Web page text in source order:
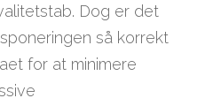
Dog er det
så korrekt
for at minimere